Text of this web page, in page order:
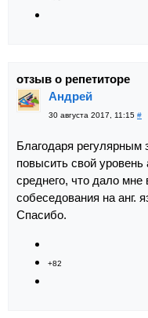
отзыв о репетиторе
Андрей
30 августа 2017, 11:15 #
Благодаря регулярным
повысить свой уровень
среднего, что дало мне
собеседования на анг.
Спасибо.
+82